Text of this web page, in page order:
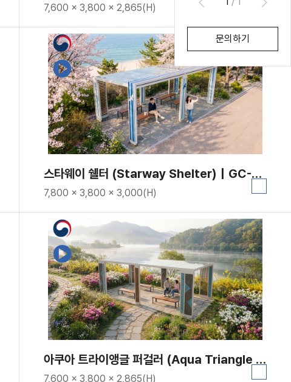
7,600 × 3,800 × 2,865(H)
스타웨이 쉘터 (Starway Shelter)｜GC-P-1731
7,800 × 3,800 × 3,000(H)
아쿠아 트라이앵글 퍼걸러 (Aqua Triangle Pergola)｜GC-P-1729
7,600 × 3,800 × 2,865(H)
문의하기